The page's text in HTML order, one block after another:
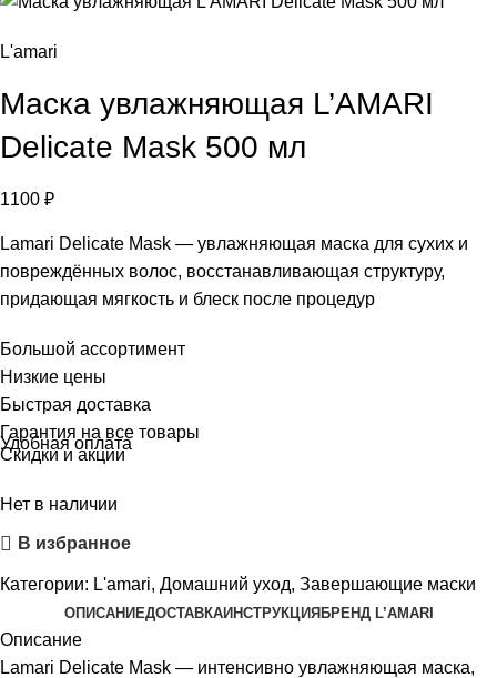
L'amari
Маска увлажняющая L’AMARI
Delicate Mask 500 мл
1100 ₽
Lamari Delicate Mask — увлажняющая маска для сухих и
повреждённых волос, восстанавливающая структуру,
придающая мягкость и блеск после процедур
Большой ассортимент
Низкие цены
Быстрая доставка
Гарантия на все товары
Удобная оплата
Скидки и акции
Нет в наличии
В избранное
Категории: L'amari, Домашний уход, Завершающие маски
ОПИСАНИЕДОСТАВКАИНСТРУКЦИЯ БРЕНД L’AMARI
Описание
Lamari Delicate Mask — интенсивно увлажняющая маска,